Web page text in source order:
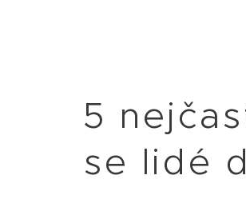
5
se lidé